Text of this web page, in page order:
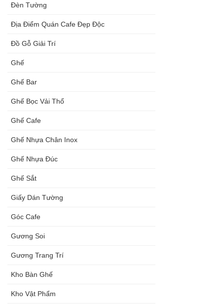
Đèn Tường
Địa Điểm Quán Cafe Đẹp Độc
Đồ Gỗ Giải Trí
Ghế
Ghế Bar
Ghế Bọc Vải Thổ
Ghế Cafe
Ghế Nhựa Chân Inox
Ghế Nhựa Đúc
Ghế Sắt
Giấy Dán Tường
Góc Cafe
Gương Soi
Gương Trang Trí
Kho Bàn Ghế
Kho Vật Phẩm